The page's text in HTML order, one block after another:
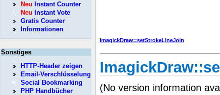
ImagickDraw::setStrokeLineJoin
(No version information
Neu Instant Counter
Neu Instant Vote
Gratis Counter
Informationen
Sonstiges
HTTP-Header zeigen
Email-Verschlüsselung
Social Bookmarking
PHP Handbücher